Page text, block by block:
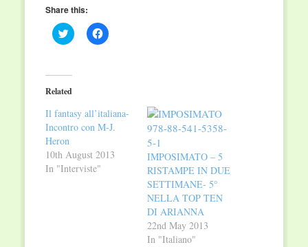
Share this:
Click
to
(Opens
in
new
Click
to
Related
Il fantasy all’italiana-
Incontro con M-J.
Heron
10th August 2013
In "Interviste"
IMPOSIMATO – 5
RISTAMPE IN DUE
SETTIMANE- 5°
NELLA TOP TEN
DI ARIANNA
22nd May 2013
In "Italiano"